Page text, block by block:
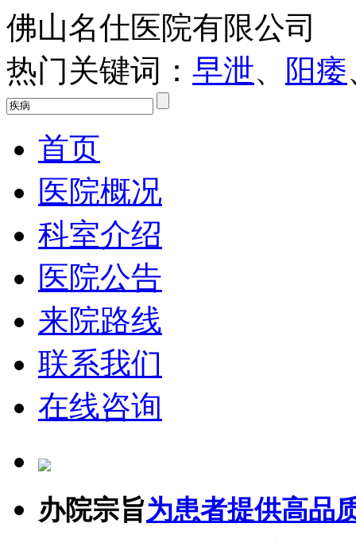
佛山名仕医院有限公司
热门关键词： 早泄、 阳痿
首页
医院概况
科室介绍
医院公告
来院路线
联系我们
在线咨询
办院宗旨为患者提供高品